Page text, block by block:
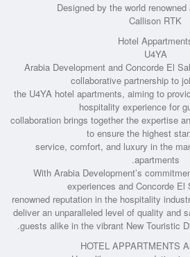
Designed by the world
Callison RTK
Hotel
U4YA
Arabia Development and Concorde El
collaborative partnership to
the U4YA hotel apartments, aiming to
hospitality experience for
collaboration brings together the expertise
to ensure the highest
service, comfort, and luxury in the
apartments.
With Arabia Development’s
experiences and Concorde El
renowned reputation in the hospitality
deliver an unparalleled level of quality and
guests alike in the vibrant New Touristic
HOTEL APPARTMENTS